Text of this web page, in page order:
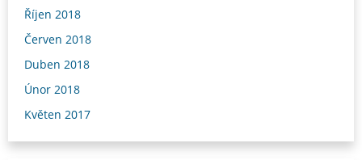
Říjen 2018
Červen 2018
Duben 2018
Únor 2018
Květen 2017